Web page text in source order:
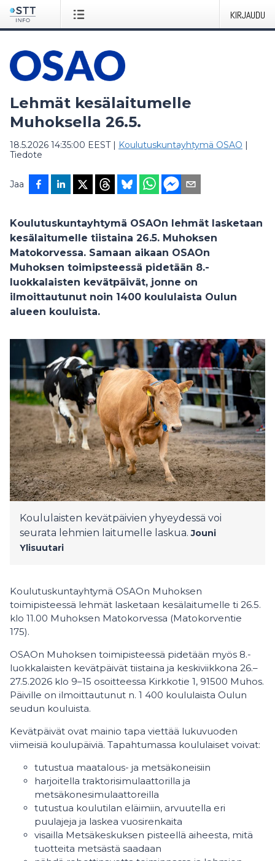
KIRJAUDU
Lehmät kesälaitumelle
Muhoksella 26.5.
18.5.2026 14:35:00 EEST| Koulutuskuntayhtymä OSAO |
Tiedote
Jaa
Koulutuskuntayhtymä OSAOn lehmät lasketaan
kesälaitumelle tiistaina 26.5. Muhoksen
Matokorvessa. Samaan aikaan OSAOn
Muhoksen toimipsteessä pidetään 8.-
luokkalaisten kevätpäivät, jonne on
ilmoittautunut noin 1400 koululaista Oulun
alueen kouluista.
Koululaisten kevätpäivien yhyeydessä voi
seurata lehmien laitumelle laskua. Jouni
Ylisuutari
Koulutuskuntayhtymä OSAOn Muhoksen
toimipisteessä lehmät lasketaan kesälaitumelle ti 26.5.
klo 11.00 Muhoksen Matokorvessa (Matokorventie
175).
OSAOn Muhoksen toimipisteessä pidetään myös 8.-
luokkalaisten kevätpäivät tiistaina ja keskiviikkona 26.–
27.5.2026 klo 9–15 osoitteessa Kirkkotie 1, 91500 Muhos.
Päiville on ilmoittautunut n. 1 400 koululaista Oulun
seudun kouluista.
Kevätpäivät ovat mainio tapa viettää lukuvuoden
viimeisiä koulupäiviä. Tapahtumassa koululaiset voivat:
tutustua maatalous- ja metsäkoneisiin
harjoitella traktorisimulaattorilla ja
metsäkonesimulaattoreilla
tutustua koulutilan eläimiin, arvuutella eri
puulajeja ja laskea vuosirenkaita
visailla Metsäkeskuksen pisteellä aiheesta, mitä
tuotteita metsästä saadaan